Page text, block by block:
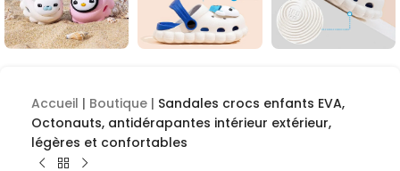
Accueil | Boutique | Sandales crocs enfants EVA,
Octonauts, antidérapantes intérieur extérieur,
légères et confortables